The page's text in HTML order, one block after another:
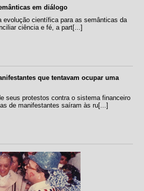
em diálogo
evolução científica para as semânticas da
ciência e fé, a part[...]
que tentavam ocupar uma
seus protestos contra o sistema financeiro
de manifestantes saíram às ru[...]